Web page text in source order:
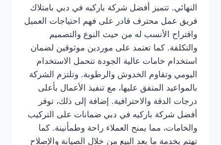
النهائي. تتميز أفضل شركة باركيه في دبي بامتلاك
فريق عمل محترف قادر على فهم احتياجات العميل
واقتراح الأنسب له من حيث النوع والتصميم
والتكلفة. كما تعتمد على موردين موثوقين لضمان
استخدام خامات عالية الجودة تتحمل الاستخدام
اليومي وتقاوم الخدوش والرطوبة. وتلتزم الشركة
بالمواعيد المتفق عليها، مع تنفيذ الأعمال بأعلى
درجات الدقة والاحترافية. إضافة إلى ذلك، توفر
أفضل شركة باركيه في دبي ضمانات على التركيب
والخامات، مما يمنح العملاء راحة وطمأنينة. كما
تهتم بخدمة ما بعد البيع من خلال الصيانة والإصلاح